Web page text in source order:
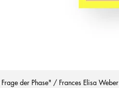
Frage der Phase" / Frances Elisa Weber